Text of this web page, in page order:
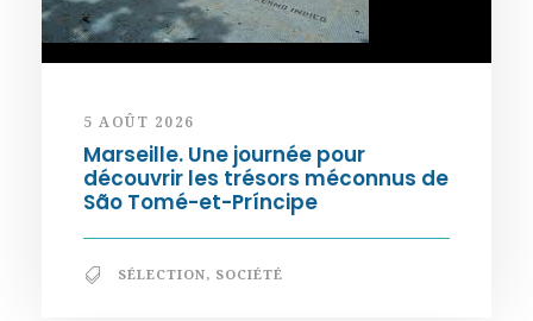
5 AOÛT 2026
Marseille. Une journée pour
découvrir les trésors méconnus de
São Tomé-et-Príncipe
SÉLECTION, SOCIÉTÉ